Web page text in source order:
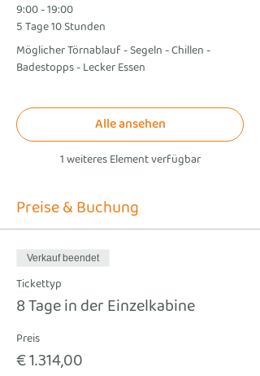
9:00 - 19:00
5 Tage 10 Stunden
Möglicher Törnablauf - Segeln - Chillen -
Badestopps - Lecker Essen
1 weiteres Element verfügbar
Alle ansehen
Preise & Buchung
Verkauf beendet
Tickettyp
8 Tage in der Einzelkabine
Preis
€ 1.314,00